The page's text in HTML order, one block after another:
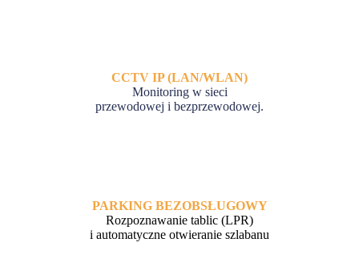
CCTV IP (LAN/WLAN)
Monitoring w sieci
przewodowej i bezprzewodowej.
PARKING BEZOBSŁUGOWY
Rozpoznawanie tablic (LPR)
i automatyczne otwieranie szlabanu